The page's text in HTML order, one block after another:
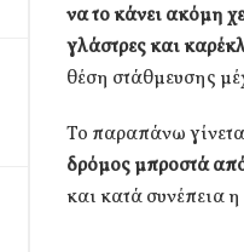
να το κάνει ακόμη
γλάστρες και
θέση στάθμευσης
Το παραπάνω
δρόμος μπροστά από
και κατά συνέπεια